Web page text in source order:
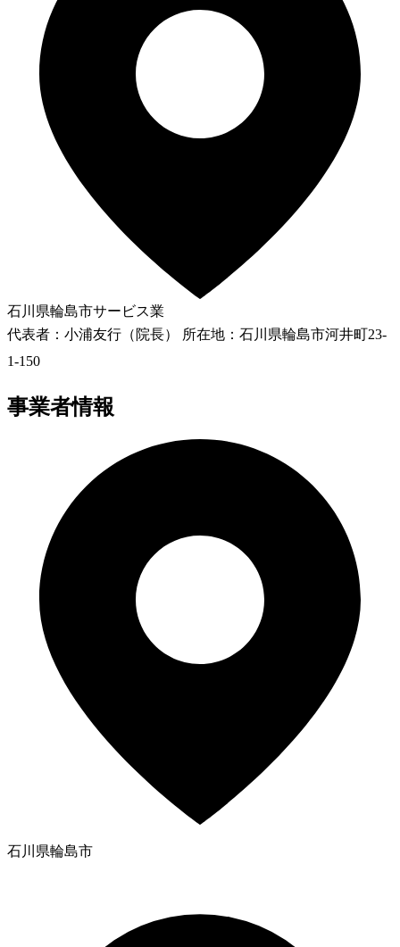
石川県輪島市サービス業
代表者：小浦友行（院長） 所在地：石川県輪島市河井町23-
1-150
事業者情報
石川県輪島市